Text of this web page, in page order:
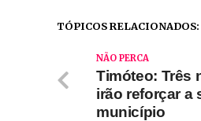
TÓPICOS RELACIONADOS:
NÃO PERCA
Timóteo: Três
irão reforçar a
município